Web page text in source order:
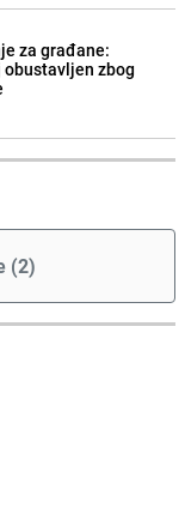
za građane:
zbog
(2)